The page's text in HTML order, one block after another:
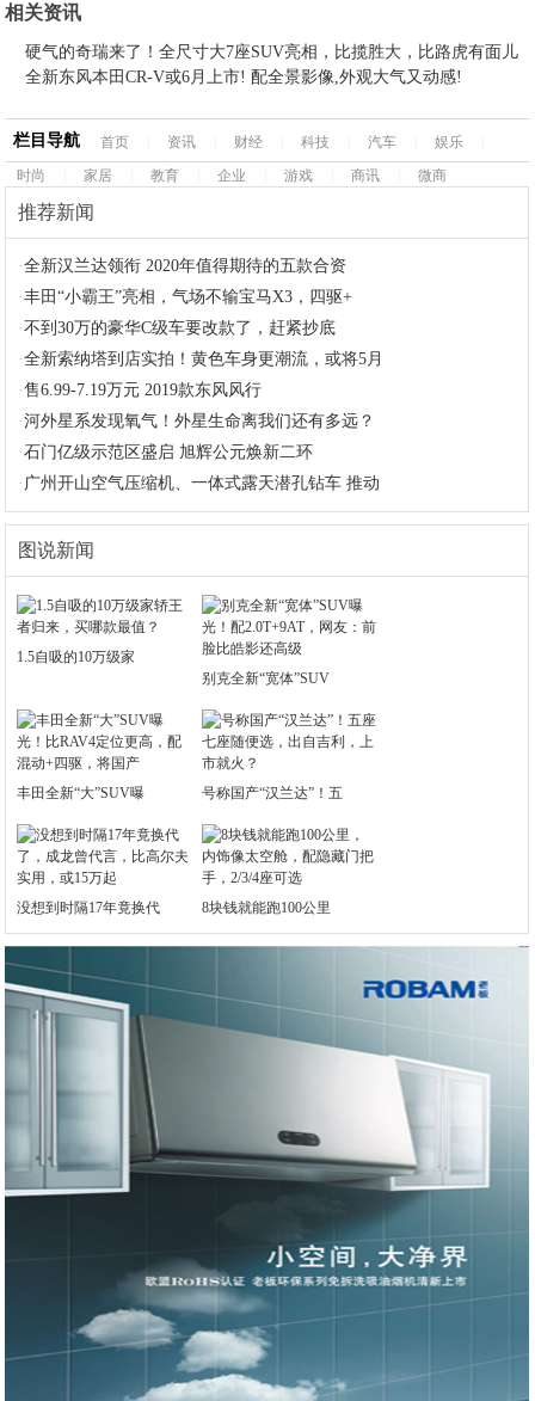
相关资讯
硬气的奇瑞来了！全尺寸大7座SUV亮相，比揽胜大，比路虎有面儿
全新东风本田CR-V或6月上市! 配全景影像,外观大气又动感!
栏目导航 首页 资讯 财经 科技 汽车 娱乐
时尚
家居 教育 企业 游戏 商讯 微商
推荐新闻
·全新汉兰达领衔 2020年值得期待的五款合资
·丰田“小霸王”亮相，气场不输宝马X3，四驱+
·不到30万的豪华C级车要改款了，赶紧抄底
·全新索纳塔到店实拍！黄色车身更潮流，或将5月
·售6.99-7.19万元 2019款东风风行
·河外星系发现氧气！外星生命离我们还有多远？
·石门亿级示范区盛启 旭辉公元焕新二环
· 广州开山空气压缩机、一体式露天潜孔钻车 推动
图说新闻
1.5自吸的10万级家
别克全新“宽体”SUV
丰田全新“大”SUV曝 号称国产“汉兰达”！五
没想到时隔17年竟换代 8块钱就能跑100公里